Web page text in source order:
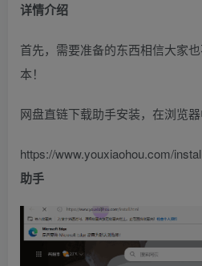
详情介绍
首先，需要准备的东西相信大家
本！
网盘直链下载助手安装，在浏览
https://www.youxiaohou.com/
助手